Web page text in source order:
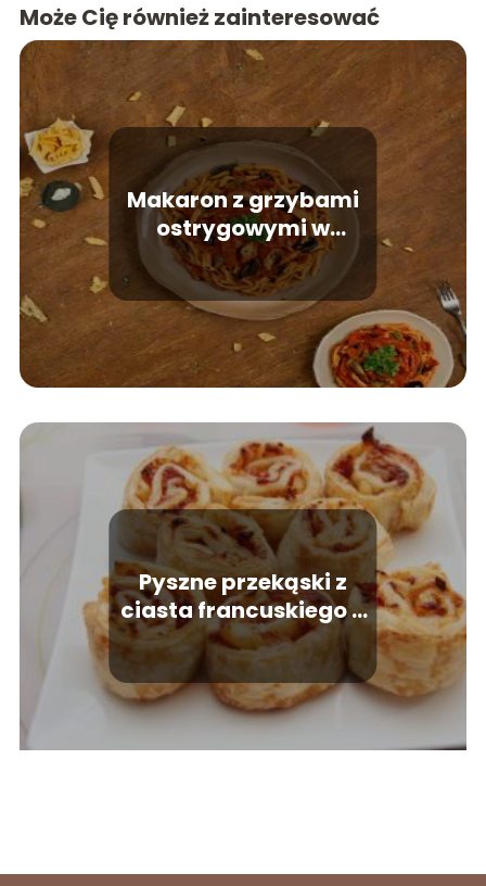
Może Cię również zainteresować
Makaron z grzybami
ostrygowymi w
pomidorowym sosie –
receptura
Pyszne przekąski z
ciasta francuskiego –
proste przepisy